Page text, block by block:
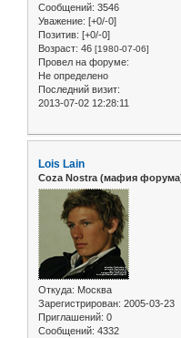
Сообщений: 3546
Уважение: [+0/-0]
Позитив: [+0/-0]
Возраст: 46 [1980-07-06]
Провел на форуме:
Не определено
Последний визит:
2013-07-02 12:28:11
Lois Lain
Coza Nostra (мафия
Откуда: Москва
Зарегистрирован: 2005-03-23
Приглашений: 0
Сообщений: 4332